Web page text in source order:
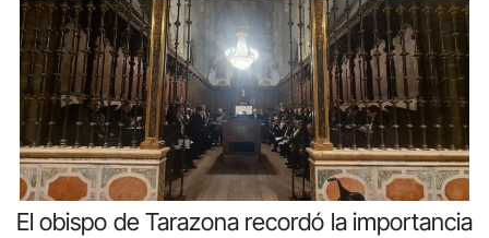
El obispo de Tarazona recordó la importancia